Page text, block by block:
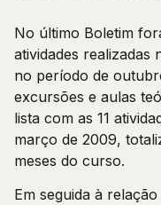
No último Boletim
atividades realizadas
no período de
excursões e aulas
lista com as 11
março de 2009,
meses do curso.
Em seguida à